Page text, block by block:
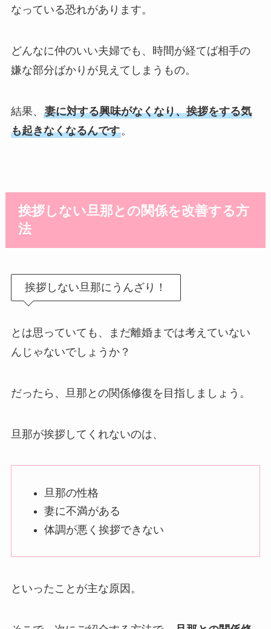
なっている恐れがあります。
どんなに仲のいい夫婦でも、時間が経てば相手の
嫌な部分ばかりが見えてしまうもの。
結果、 妻に対する興味がなくなり、挨拶をする気
も起きなくなるんです。
挨拶しない旦那との関係を改善する方
法
挨拶しない旦那にうんざり！
とは思っていても、まだ離婚までは考えていない
んじゃないでしょうか？
だったら、旦那との関係修復を目指しましょう。
旦那が挨拶してくれないのは、
旦那の性格
妻に不満がある
体調が悪く挨拶できない
といったことが主な原因。